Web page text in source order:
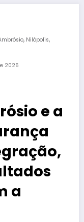
, Nilópolis,
2026
e a
a